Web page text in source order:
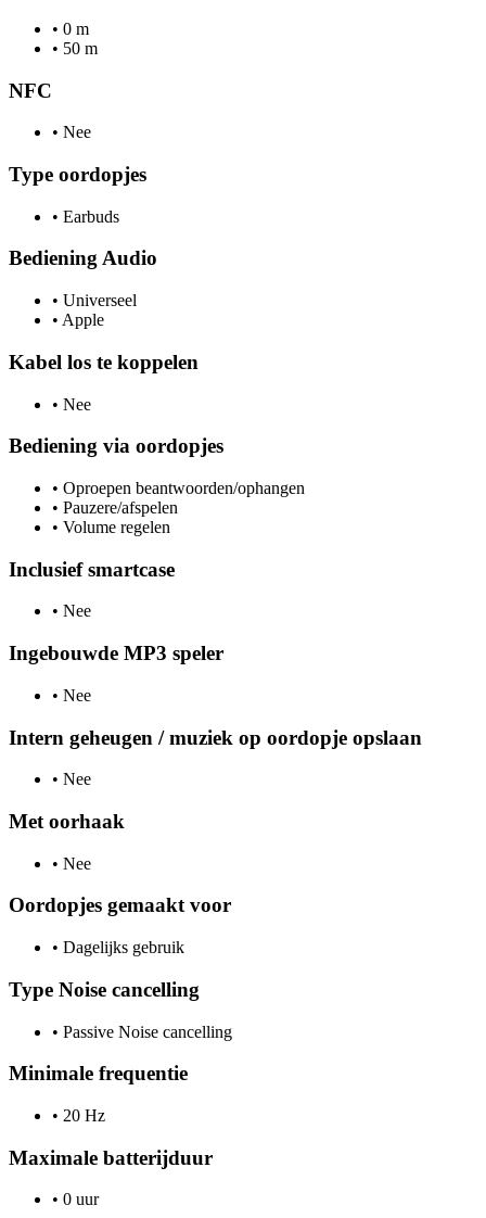
• 0 m
• 50 m
NFC
• Nee
Type oordopjes
• Earbuds
Bediening Audio
• Universeel
• Apple
Kabel los te koppelen
• Nee
Bediening via oordopjes
• Oproepen beantwoorden/ophangen
• Pauzere/afspelen
• Volume regelen
Inclusief smartcase
• Nee
Ingebouwde MP3 speler
• Nee
Intern geheugen / muziek op oordopje opslaan
• Nee
Met oorhaak
• Nee
Oordopjes gemaakt voor
• Dagelijks gebruik
Type Noise cancelling
• Passive Noise cancelling
Minimale frequentie
• 20 Hz
Maximale batterijduur
• 0 uur